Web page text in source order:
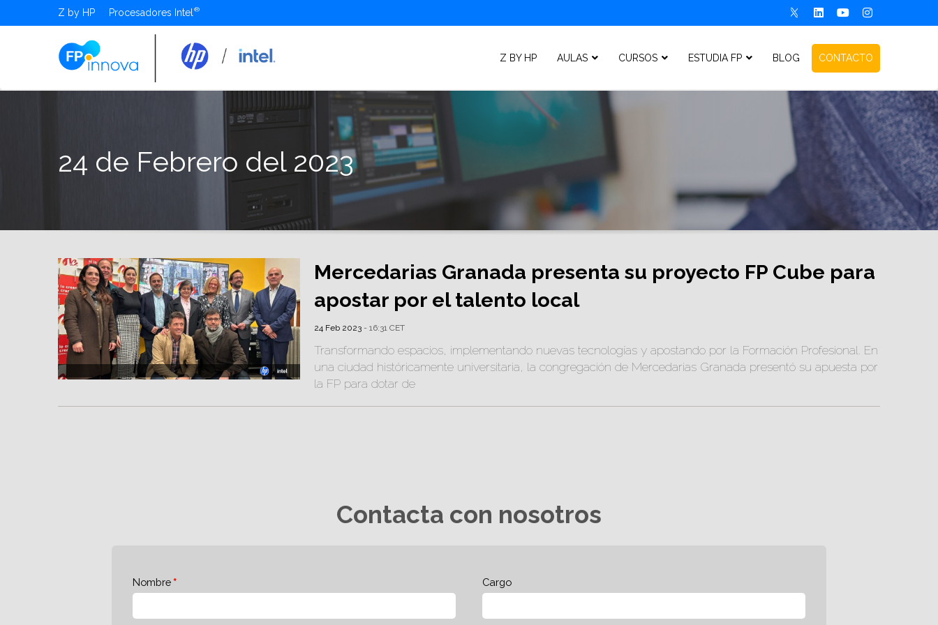
Z by HP Procesadores Intel
Z BY HP AULAS CURSOS ESTUDIA FP BLOG CONTACTO
24 de Febrero del 2023
Mercedarias Granada presenta su proyecto FP Cube para
apostar por el talento local
24 Feb 2023 - 16:31 CET
Transformando espacios, implementando nuevas tecnologías y apostando por la Formación Profesional. En
una ciudad históricamente universitaria, la congregación de Mercedarias Granada presentó su apuesta por
la FP para dotar de
Contacta con nosotros
Nombre Cargo